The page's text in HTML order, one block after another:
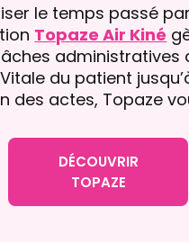
le temps passé
Topaze Air Kiné
administratives
du patient
des actes, Topaze
DÉCOUVRIR
TOPAZE